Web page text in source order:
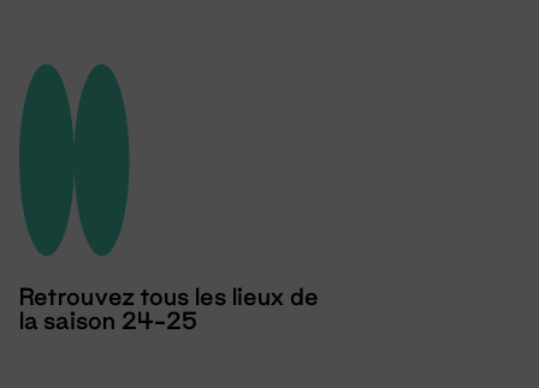
Retrouvez tous les lieux de
la saison 24-25